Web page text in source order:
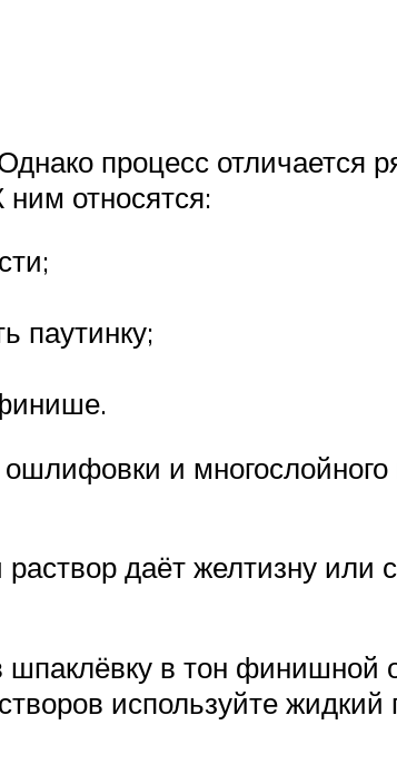
процесс отличается
относятся:
паутинку;
и
даёт желтизну или
в тон финишной
используйте жидкий